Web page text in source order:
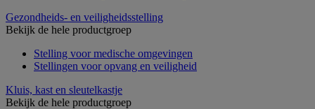
Gezondheids- en veiligheidsstelling
Bekijk de hele productgroep
Stelling voor medische omgevingen
Stellingen voor opvang en veiligheid
Kluis, kast en sleutelkastje
Bekijk de hele productgroep